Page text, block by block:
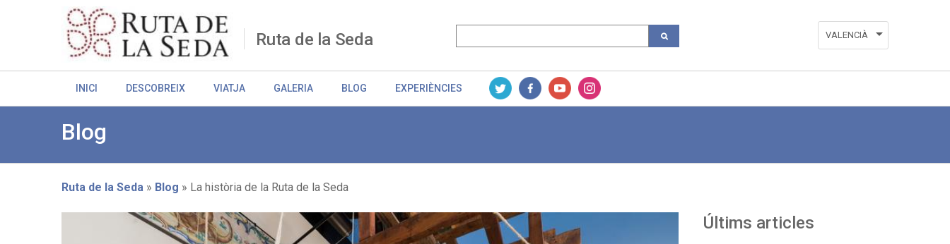
Ruta de la Seda VALENCIÀ
INICI DESCOBREIX VIATJA GALERIA BLOG EXPERIÈNCIES
Blog
Breadcrumb
Ruta de la Seda Blog La història de la Ruta de la Seda
Últims articles